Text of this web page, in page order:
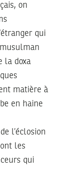
on
qui
la doxa
matière à
en haine
l’éclosion
les
qui